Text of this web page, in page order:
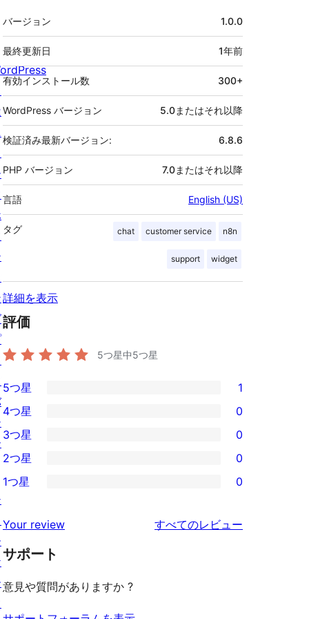
メ
タ
バージョン 1.0.0
最終更新日 1年前
有効インストール数 300+
WordPress バージョン 5.0またはそれ以降
検証済み最新バージョン: 6.8.6
PHP バージョン 7.0またはそれ以降
言語 English (US)
タグ chat customer service n8n
support widget
詳細を表示
評価
5つ星中5つ星
1
5-
星
レ
ビ
ー
5つ星 1
4-
星
レ
ュ
ー
4つ星 0
0
3-
星
ビ
ュ
3つ星 0
2-
レ
ビ
ー
2つ星 0
星
レ
ュ
ー
1つ星 0
Your review すべてのレビュー
サポート
意見や質問がありますか ?